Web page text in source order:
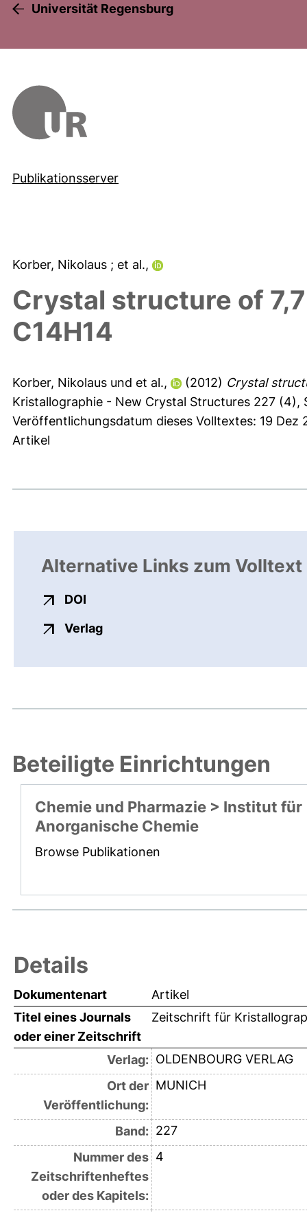
Universität Regensburg
Publikationsserver
Korber, Nikolaus ; et al.,
Crystal structure of
C14H14
Korber, Nikolaus und et al., (2012) Crystal
Kristallographie - New Crystal Structures 227 (4),
Veröffentlichungsdatum dieses Volltextes: 19 Dez
Artikel
Alternative Links zum Volltext
DOI
Verlagexterner Link, öffnet neues
Beteiligte Einrichtungen
Chemie und Pharmazie > Institut für
Anorganische Chemie
Browse Publikationen
Details
Dokumentenart
Artikel
Titel eines Journals
oder einer Zeitschrift
Zeitschrift für
Verlag: OLDENBOURG VERLAG
Ort der
Veröffentlichung:
MUNICH
Band: 227
Nummer des
Zeitschriftenheftes
oder des Kapitels:
4